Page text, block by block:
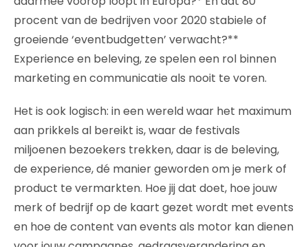
procent van de bedrijven voor 2020 stabiele of
groeiende ‘eventbudgetten’ verwacht?**
Experience en beleving, ze spelen een rol binnen
marketing en communicatie als nooit te voren.
Het is ook logisch: in een wereld waar het maximum
aan prikkels al bereikt is, waar de festivals
miljoenen bezoekers trekken, daar is de beleving,
de experience, dé manier geworden om je merk of
product te vermarkten. Hoe jij dat doet, hoe jouw
merk of bedrijf op de kaart gezet wordt met events
en hoe de content van events als motor kan dienen